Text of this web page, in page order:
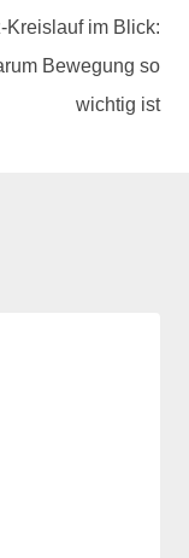
Kreislauf im Blick:
Bewegung so
wichtig ist